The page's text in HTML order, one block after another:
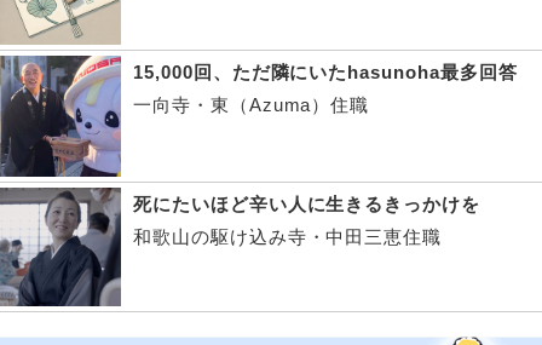
15,000回、ただ隣にいたhasunoha最多回答
一向寺・東（Azuma）住職
死にたいほど辛い人に生きるきっかけを
和歌山の駆け込み寺・中田三恵住職